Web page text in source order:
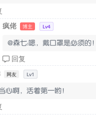
疯佬
博主 Lv4
@森七：嗯，戴口罩是必须的！
回复
网友 Lv1
心啊，活着第一哟！